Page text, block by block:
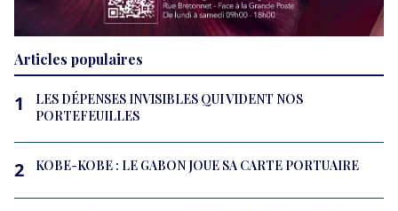
Articles populaires
1
LES DÉPENSES INVISIBLES QUI VIDENT NOS
PORTEFEUILLES
2 KOBE-KOBE : LE GABON JOUE SA CARTE PORTUAIRE